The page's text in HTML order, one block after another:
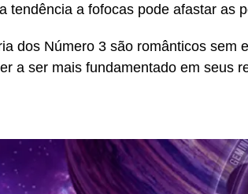
tendência a fofocas pode afastar as
dos Número 3 são românticos sem
a ser mais fundamentado em seus